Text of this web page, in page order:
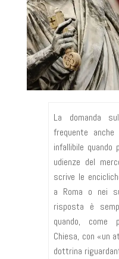
La domanda
frequente
infallibile
udienze del
scrive le
a Roma o nei
risposta è
quando, come
Chiesa, con «un
dottrina